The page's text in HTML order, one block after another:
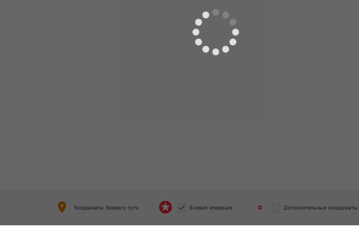
Координаты боевого пути Боевая операция Дополнительные координаты